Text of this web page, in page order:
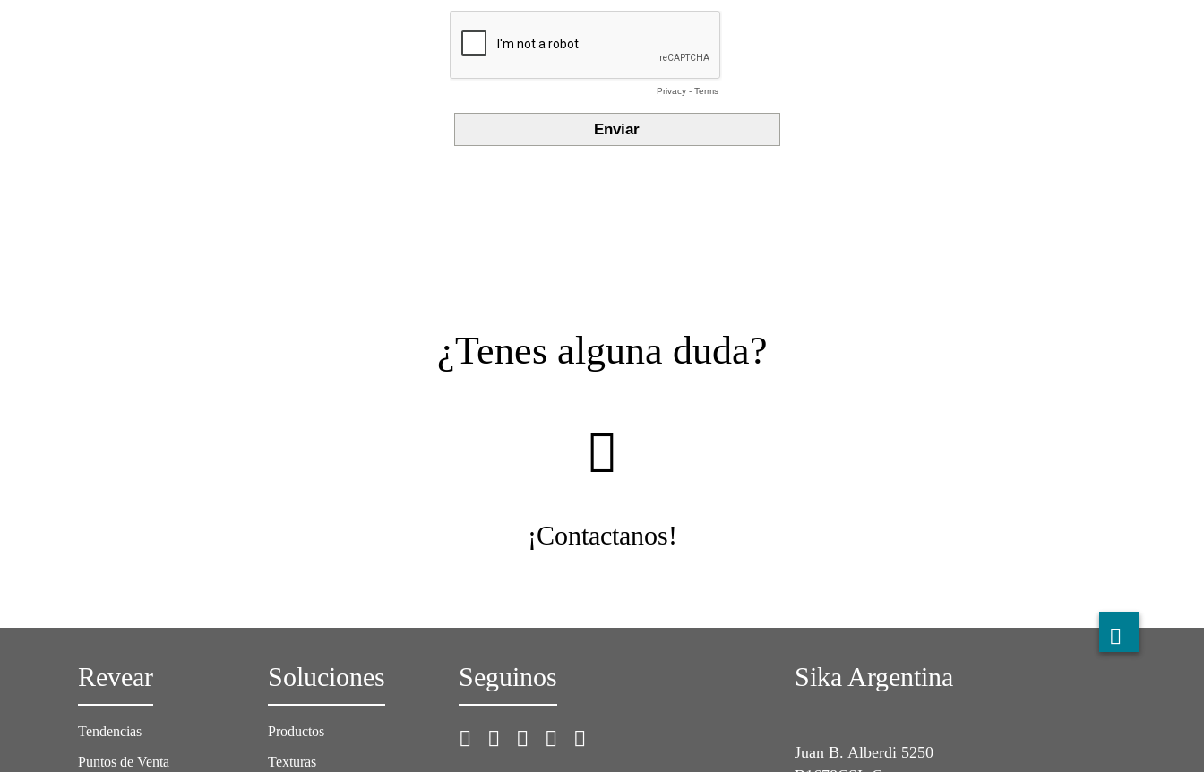
¿Tenes alguna duda?
¡Contactanos!
Revear
Tendencias
Puntos de Venta
Soluciones
Productos
Texturas
Seguinos Sika Argentina
Juan B. Alberdi 5250